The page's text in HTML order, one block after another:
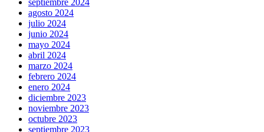
septiembre 2024
agosto 2024
julio 2024
junio 2024
mayo 2024
abril 2024
marzo 2024
febrero 2024
enero 2024
diciembre 2023
noviembre 2023
octubre 2023
septiembre 2023